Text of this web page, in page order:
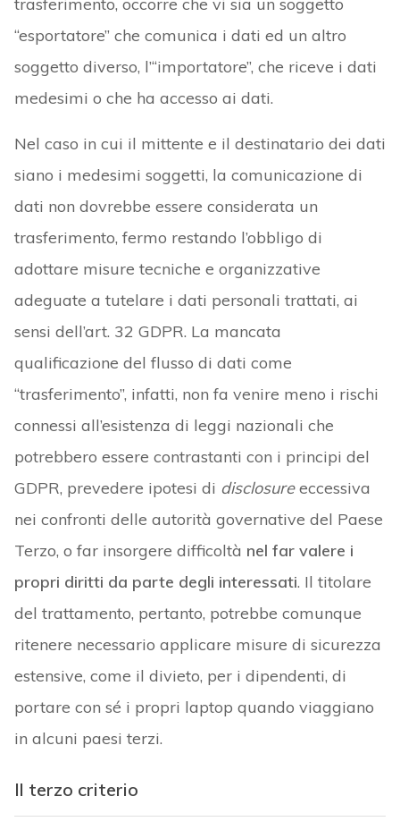
“esportatore” che comunica i dati ed un altro
soggetto diverso, l’“importatore”, che riceve i dati
medesimi o che ha accesso ai dati.
Nel caso in cui il mittente e il destinatario dei dati
siano i medesimi soggetti, la comunicazione di
dati non dovrebbe essere considerata un
trasferimento, fermo restando l’obbligo di
adottare misure tecniche e organizzative
adeguate a tutelare i dati personali trattati, ai
sensi dell’art. 32 GDPR. La mancata
qualificazione del flusso di dati come
“trasferimento”, infatti, non fa venire meno i rischi
connessi all’esistenza di leggi nazionali che
potrebbero essere contrastanti con i principi del
GDPR, prevedere ipotesi di disclosureeccessiva
nei confronti delle autorità governative del Paese
Terzo, o far insorgere difficoltà nel far valere i
propri diritti da parte degli interessati. Il titolare
del trattamento, pertanto, potrebbe comunque
ritenere necessario applicare misure di sicurezza
estensive, come il divieto, per i dipendenti, di
portare con sé i propri laptop quando viaggiano
in alcuni paesi terzi.
Il terzo criterio